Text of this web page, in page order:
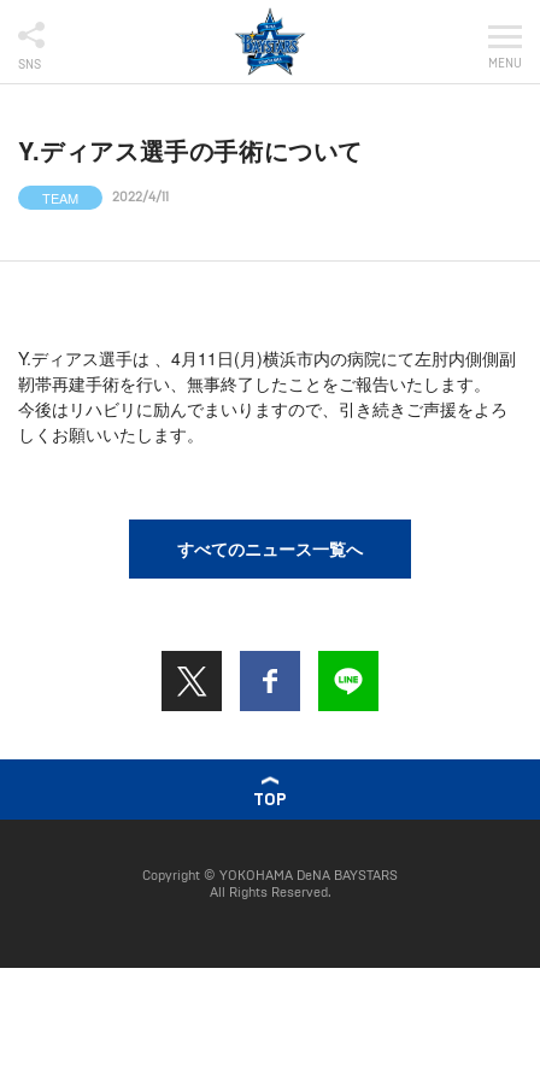
SNS MENU
Y.ディアス選手の手術について
TEAM 2022/4/11
Y.ディアス選手は 、4月11日(月)横浜市内の病院にて左肘内側側副
靭帯再建手術を行い、無事終了したことをご報告いたします。
今後はリハビリに励んでまいりますので、引き続きご声援をよろ
しくお願いいたします。
すべてのニュース一覧へ
TOP
Copyright © YOKOHAMA DeNA BAYSTARS
All Rights Reserved.